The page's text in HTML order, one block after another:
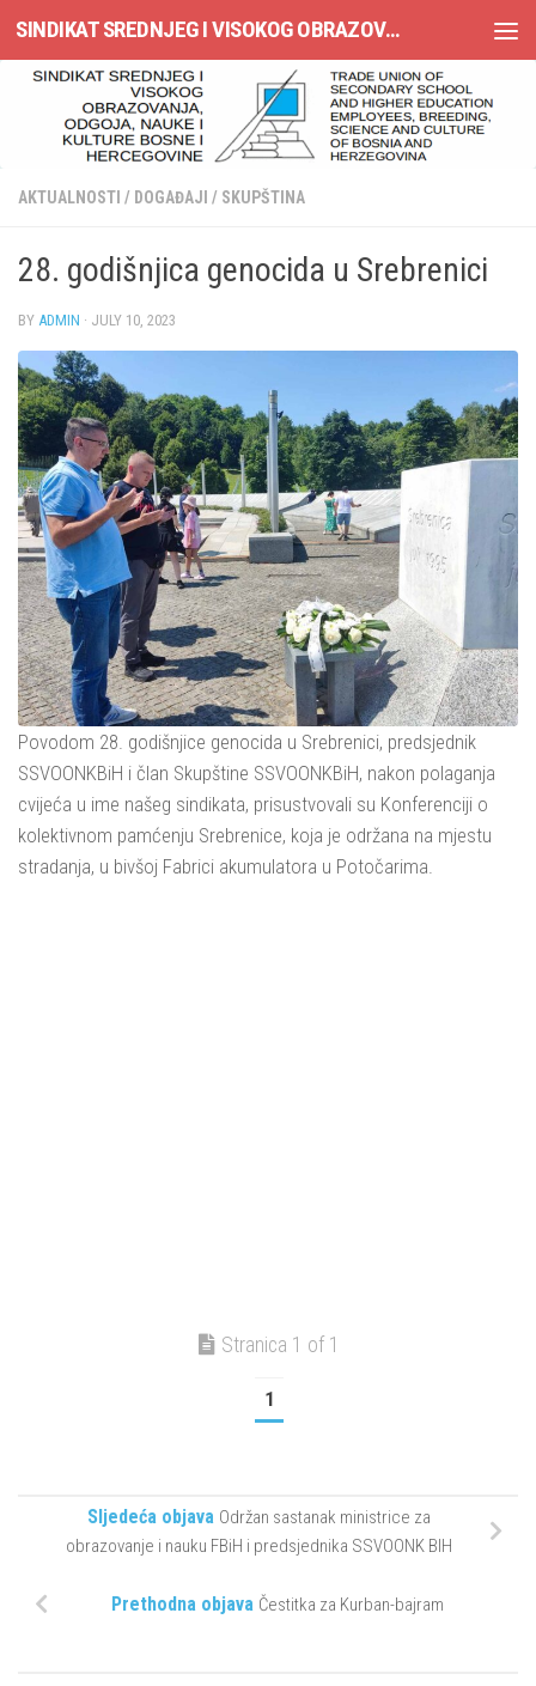
Skip to content SINDIKAT SREDNJEG I VISOKOG OBRAZOVANJA, ODGOJA, NAUKE I KULTURE BOSNE I HERCEGOVINE
AKTUALNOSTI / DOGAĐAJI / SKUPŠTINA
28. godišnjica genocida u Srebrenici
BY ADMIN · JULY 10, 2023
Povodom 28. godišnjice genocida u Srebrenici, predsjednik
SSVOONKBiH i član Skupštine SSVOONKBiH, nakon polaganja
cvijeća u ime našeg sindikata, prisustvovali su Konferenciji o
kolektivnom pamćenju Srebrenice, koja je održana na mjestu
stradanja, u bivšoj Fabrici akumulatora u Potočarima.
Stranica 1 of 1
1
Sljedeća objava Održan sastanak ministrice za
obrazovanje i nauku FBiH i predsjednika SSVOONK BIH
Prethodna objava Čestitka za Kurban-bajram